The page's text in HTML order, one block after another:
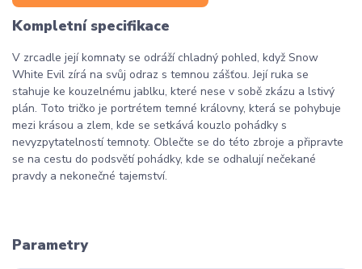
Kompletní specifikace
V zrcadle její komnaty se odráží chladný pohled, když Snow
White Evil zírá na svůj odraz s temnou zášťou. Její ruka se
stahuje ke kouzelnému jablku, které nese v sobě zkázu a lstivý
plán. Toto tričko je portrétem temné královny, která se pohybuje
mezi krásou a zlem, kde se setkává kouzlo pohádky s
nevyzpytatelností temnoty. Oblečte se do této zbroje a připravte
se na cestu do podsvětí pohádky, kde se odhalují nečekané
pravdy a nekonečné tajemství.
Parametry